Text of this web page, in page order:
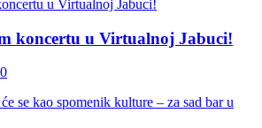
koncertu u Virtualnoj Jabuci!